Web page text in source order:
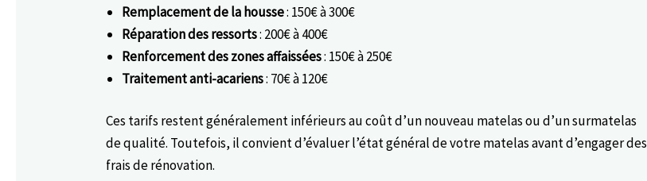
Remplacement de la housse: 150€ à 300€
Réparation des ressorts: 200€ à 400€
Renforcement des zones affaissées: 150€ à 250€
Traitement anti-acariens: 70€ à 120€
Ces tarifs restent généralement inférieurs au coût d’un nouveau matelas ou d’un surmatelas
de qualité. Toutefois, il convient d’évaluer l’état général de votre matelas avant d’engager des
frais de rénovation.